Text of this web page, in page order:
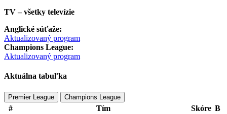
TV – všetky televízie
Anglické súťaže:
Aktualizovaný program
Champions League:
Aktualizovaný program
Aktuálna tabuľka
Premier League Champions League
# Tím Skóre B